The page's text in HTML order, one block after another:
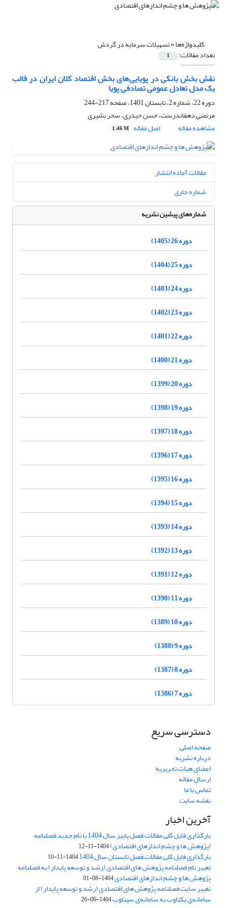
کلیدواژه‌ها =تسهیلات سرمایه در گردش
تعداد مقالات: 1
نقش بخش بانکی در پویایی‌های بخش اقتصاد کلان ایران در قالب
یک مدل تعادل عمومی تصادفی پویا
دوره 22، شماره 2، تابستان 1401، صفحه
217-244
مرتضی دهقاندرست، حسن حیدری، سحر بشیری
مشاهده مقاله
اصل مقاله 1.46 M
مقالات آماده انتشار
شماره جاری
شماره‌های پیشین نشریه
دوره 26 (1405)
دوره 25 (1404)
دوره 24 (1403)
دوره 23 (1402)
دوره 22 (1401)
دوره 21 (1400)
دوره 20 (1399)
دوره 19 (1398)
دوره 18 (1397)
دوره 17 (1396)
دوره 16 (1395)
دوره 15 (1394)
دوره 14 (1393)
دوره 13 (1392)
دوره 12 (1391)
دوره 11 (1390)
دوره 10 (1389)
دوره 9 (1388)
دوره 8 (1387)
دوره 7 (1386)
دسترسی سریع
صفحه اصلی
درباره نشریه
اعضای هیات تحریریه
ارسال مقاله
تماس با ما
نقشه سایت
آخرین اخبار
بارگذاری فایل کلی مقالات فصل پاییز سال 1404 با نام جدید فصلنامه
(پژوهش ها و چشم اندازهای اقتصادی)1404-11-12
بارگذاری فایل کلی مقالات فصل تابستان سال 1404 1404-11-10
تغییر نام فصلنامه پژوهش های اقتصادی (رشد و توسعه پایدار) به فصلنامه
پژوهش ها و چشم اندازهای اقتصادی1404-08-01
تغییر سایت فصلنامه پژوهش های اقتصادی (رشد و توسعه پایدار) از
سامانه‌ی یکتاوب به سامانه‌ی سیناوب1404-06-26